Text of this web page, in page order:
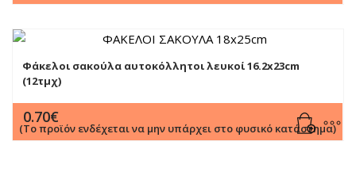
Φάκελοι σακούλα αυτοκόλλητοι λευκοί 16.2x23cm
(12τμχ)
0.70€
(Το προϊόν ενδέχεται να μην υπάρχει στο φυσικό κατάστημα)